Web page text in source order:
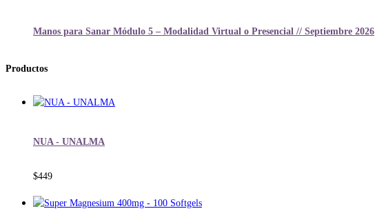
Manos para Sanar Módulo 5 – Modalidad Virtual o Presencial // Septiembre 2026
Productos
NUA - UNALMA
$449